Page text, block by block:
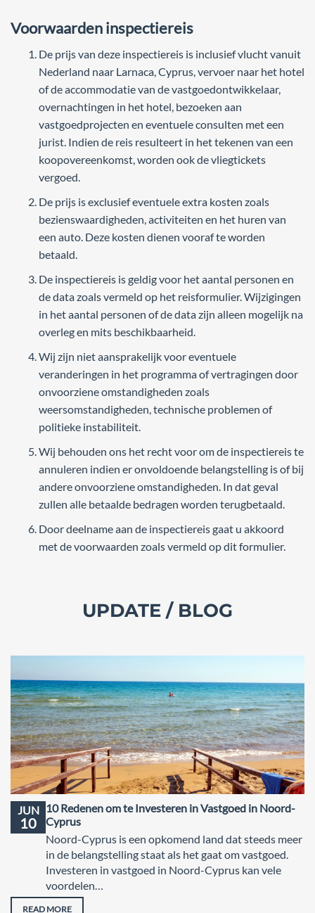
Voorwaarden inspectiereis
De prijs van deze inspectiereis is inclusief vlucht vanuit
Nederland naar Larnaca, Cyprus, vervoer naar het hotel
of de accommodatie van de vastgoedontwikkelaar,
overnachtingen in het hotel, bezoeken aan
vastgoedprojecten en eventuele consulten met een
jurist. Indien de reis resulteert in het tekenen van een
koopovereenkomst, worden ook de vliegtickets
vergoed.
De prijs is exclusief eventuele extra kosten zoals
bezienswaardigheden, activiteiten en het huren van
een auto. Deze kosten dienen vooraf te worden
betaald.
De inspectiereis is geldig voor het aantal personen en
de data zoals vermeld op het reisformulier. Wijzigingen
in het aantal personen of de data zijn alleen mogelijk na
overleg en mits beschikbaarheid.
Wij zijn niet aansprakelijk voor eventuele
veranderingen in het programma of vertragingen door
onvoorziene omstandigheden zoals
weersomstandigheden, technische problemen of
politieke instabiliteit.
Wij behouden ons het recht voor om de inspectiereis te
annuleren indien er onvoldoende belangstelling is of bij
andere onvoorziene omstandigheden. In dat geval
zullen alle betaalde bedragen worden terugbetaald.
Door deelname aan de inspectiereis gaat u akkoord
met de voorwaarden zoals vermeld op dit formulier.
UPDATE / BLOG
JUN
10
10 Redenen om te Investeren in Vastgoed in Noord-
Cyprus
Noord-Cyprus is een opkomend land dat steeds meer
in de belangstelling staat als het gaat om vastgoed.
Investeren in vastgoed in Noord-Cyprus kan vele
voordelen…
READ MORE